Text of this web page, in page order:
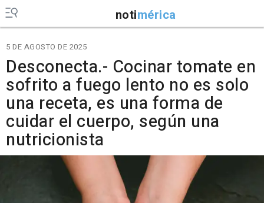
notimérica
5 DE AGOSTO DE 2025
Desconecta.- Cocinar tomate en
sofrito a fuego lento no es solo
una receta, es una forma de
cuidar el cuerpo, según una
nutricionista